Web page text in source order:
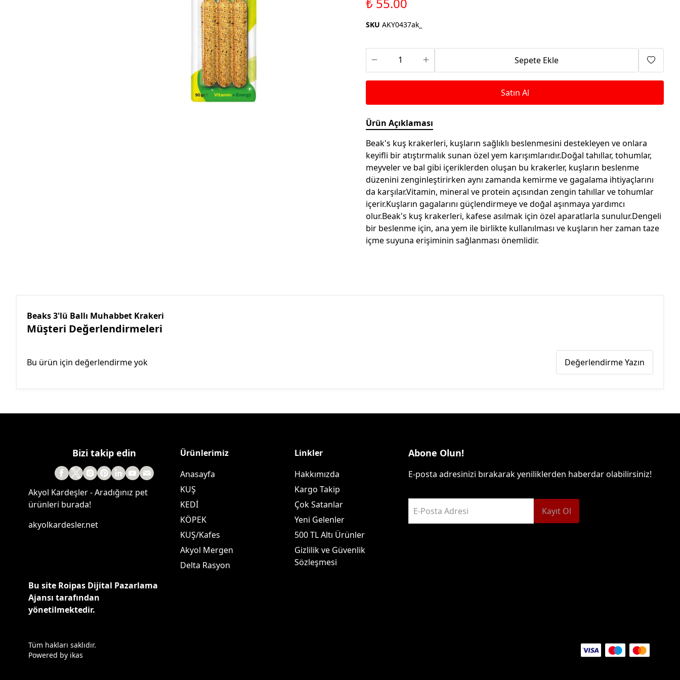
Saka ve Doğa Kuşu
Yemleri
Güvercin Yemleri
Kumlar
Mamalar
Krakerler
Kalamar Kemiği ve Gaga
Taşları
Aparatları
SKU AKY0437ak_
Sepete Ekle
Satın Al
Ürün Açıklaması
Beak's kuş krakerleri, kuşların sağlıklı beslenmesini destekleyen ve onlara
keyifli bir atıştırmalık sunan özel yem karışımlarıdır.Doğal tahıllar, tohumlar,
meyveler ve bal gibi içeriklerden oluşan bu krakerler, kuşların beslenme
düzenini zenginleştirirken aynı zamanda kemirme ve gagalama ihtiyaçlarını
da karşılar.Vitamin, mineral ve protein açısından zengin tahıllar ve tohumlar
içerir.Kuşların gagalarını güçlendirmeye ve doğal aşınmaya yardımcı
olur.Beak's kuş krakerleri, kafese asılmak için özel aparatlarla sunulur.Dengeli
bir beslenme için, ana yem ile birlikte kullanılması ve kuşların her zaman taze
içme suyuna erişiminin sağlanması önemlidir.
Beaks 3'lü Ballı Muhabbet Krakeri
Müşteri Değerlendirmeleri
Bu ürün için değerlendirme yok Değerlendirme Yazın
Bizi takip edin
Akyol Kardeşler - Aradığınız pet
ürünleri burada!
akyolkardesler.net
Bu site Roipas Dijital Pazarlama
Ajansı tarafından
yönetilmektedir.
Ürünlerimiz
Anasayfa
KUŞ
KEDİ
KÖPEK
KUŞ/Kafes
Akyol Mergen
Delta Rasyon
Linkler
Hakkımızda
Kargo Takip
Çok Satanlar
Yeni Gelenler
500 TL Altı Ürünler
Gizlilik ve Güvenlik
Sözleşmesi
Abone Olun!
E-posta adresinizi bırakarak yeniliklerden haberdar olabilirsiniz!
E-Posta Adresi Kayıt Ol
Tüm hakları saklıdır.
Powered by ikas